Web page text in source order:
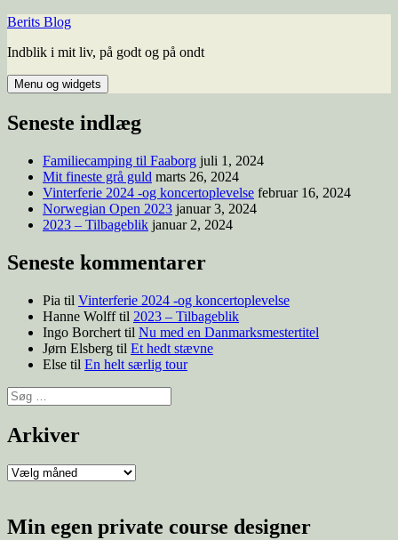
Berits Blog
Indblik i mit liv, på godt og på ondt
Menu og widgets
Seneste indlæg
Familiecamping til Faaborg juli 1, 2024
Mit fineste grå guld marts 26, 2024
Vinterferie 2024 -og koncertoplevelse februar 16, 2024
Norwegian Open 2023 januar 3, 2024
2023 – Tilbageblik januar 2, 2024
Seneste kommentarer
Pia til Vinterferie 2024 -og koncertoplevelse
Hanne Wolfftil 2023 – Tilbageblik
Ingo Borchert til Nu med en Danmarksmestertitel
Jørn Elsberg til Et hedt stævne
Else til En helt særlig tour
Arkiver
Min egen private course designer